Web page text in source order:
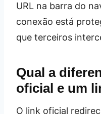
URL na barra do
conexão está
que terceiros
Qual a
oficial e um
O link oficial